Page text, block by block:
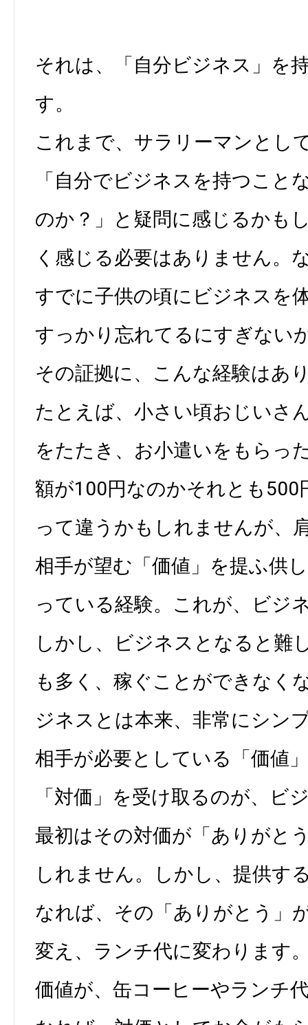
それは、「自分ビジネス」を
す。
これまで、サラリーマンとし
「自分でビジネスを持つこと
のか？」と疑問に感じるかも
く感じる必要はありません。
すでに子供の頃にビジネスを
すっかり忘れてるにすぎない
その証拠に、こんな経験はあ
たとえば、小さい頃おじいさ
をたたき、お小遣いをもらっ
額が100円なのかそれとも500
って違うかもしれませんが、
相手が望む「価値」を提ふ供
っている経験。これが、ビジ
しかし、ビジネスとなると難
も多く、稼ぐことができなく
ジネスとは本来、非常にシン
相手が必要としている「価値
「対価」を受け取るのが、ビ
最初はその対価が「ありがと
しれません。しかし、提供す
なれば、その「ありがとう」
変え、ランチ代に変わります
価値が、缶コーヒーやランチ